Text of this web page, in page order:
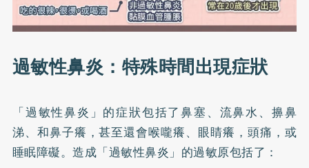
過敏性鼻炎：特殊時間出現症狀
「過敏性鼻炎」的症狀包括了鼻塞、流鼻水、擤鼻
涕、和鼻子癢，甚至還會喉嚨癢、眼睛癢，頭痛，或
睡眠障礙。造成「過敏性鼻炎」的過敏原包括了：